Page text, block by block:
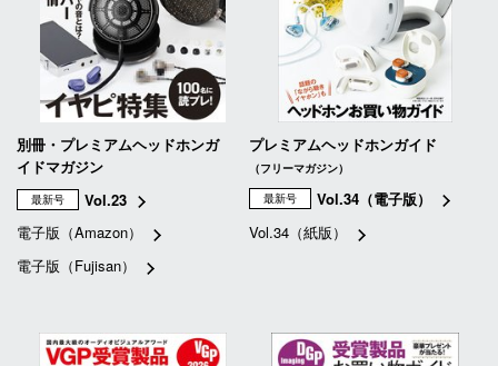
別冊・プレミアムヘッドホンガ
イドマガジン
最新号
Vol.23
電子版（Amazon）
電子版（Fujisan）
プレミアムヘッドホンガイド
（フリーマガジン）
最新号
Vol.34（電子版）
Vol.34（紙版）